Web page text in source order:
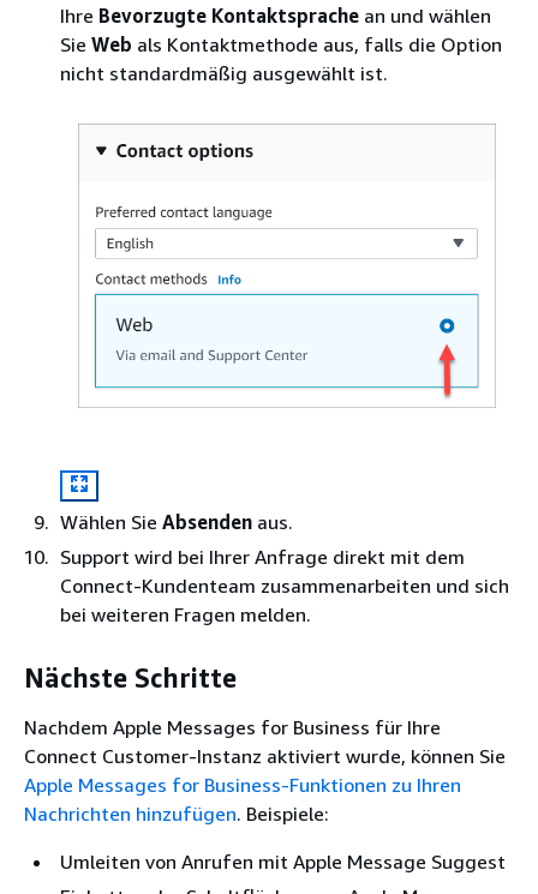
Ihre Bevorzugte Kontaktsprache an und wählen
Sie Web als Kontaktmethode aus, falls die Option
nicht standardmäßig ausgewählt ist.
Wählen Sie Absenden aus.
Support wird bei Ihrer Anfrage direkt mit dem
Connect-Kundenteam zusammenarbeiten und sich
bei weiteren Fragen melden.
Nächste Schritte
Nachdem Apple Messages for Business für Ihre
Connect Customer-Instanz aktiviert wurde, können Sie
Apple Messages for Business-Funktionen zu Ihren
Nachrichten hinzufügen. Beispiele:
Umleiten von Anrufen mit Apple Message Suggest